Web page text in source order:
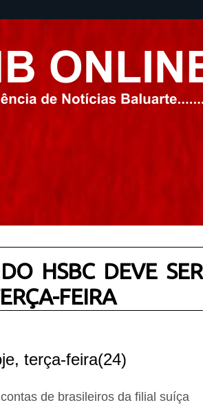
HSBC DEVE SER
FEIRA
terça-feira(24)
de brasileiros da filial suíça